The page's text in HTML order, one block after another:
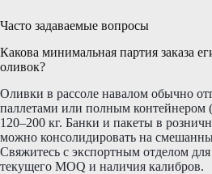
Часто задаваемые вопросы
Какова минимальная партия заказа
оливок?
Оливки в рассоле навалом обычно
паллетами или полным контейнером
120–200 кг. Банки и пакеты в
можно консолидировать на
Свяжитесь с экспортным отделом
текущего MOQ и наличия калибров.